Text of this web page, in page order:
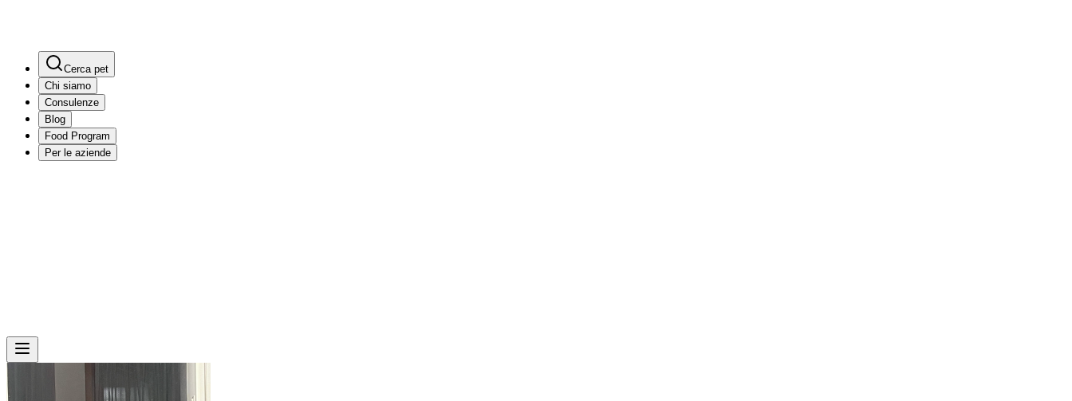
Cerca pet
Chi siamo
Consulenze
Blog
Food Program
Per le aziende